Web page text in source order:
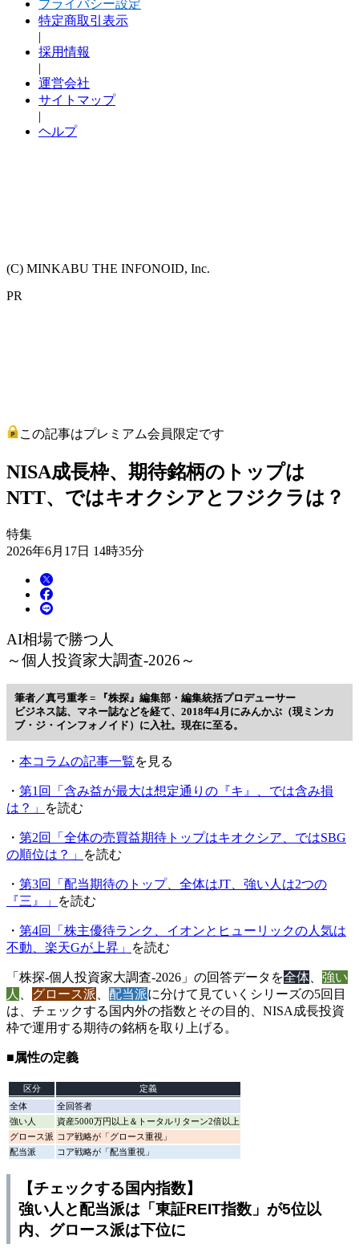
プライバシー設定
特定商取引表示
|
採用情報
|
運営会社
サイトマップ
|
ヘルプ
(C) MINKABU THE INFONOID, Inc.
PR
この記事はプレミアム会員限定です
NISA成長枠、期待銘柄のトップは
NTT、ではキオクシアとフジクラは？
特集
2026年6月17日 14時35分
AI相場で勝つ人
～個人投資家大調査-2026～
筆者／真弓重孝 = 『株探』編集部・編集統括プロデューサー
ビジネス誌、マネー誌などを経て、2018年4月にみんかぶ（現ミンカ
ブ・ジ・インフォノイド）に入社。現在に至る。
・ 本コラムの記事一覧を見る
・ 第1回「含み益が最大は想定通りの『キ』、では含み損
は？」
を読む
・ 第2回「全体の売買益期待トップはキオクシア、ではSBG
の順位は？」
を読む
・ 第3回「配当期待のトップ、全体はJT、強い人は2つの
『三』」
を読む
・ 第4回「株主優待ランク、イオンとヒューリックの人気は
不動、楽天Gが上昇」
を読む
「株探-個人投資家大調査-2026」の回答データを全体
強い
人
グロース派 配当派に分けて見ていくシリーズの5回目
は、チェックする国内外の指数とその目的、NISA成長投資
枠で運用する期待の銘柄を取り上げる。
■属性の定義
区分
定義
全体
全回答者
強い人
資産5000万円以上＆トータルリターン2倍以上
グロース派 コア戦略が「グロース重視」
配当派
コア戦略が「配当重視」
【チェックする国内指数】
強い人と配当派は「東証REIT指数」が5位以
内、グロース派は下位に